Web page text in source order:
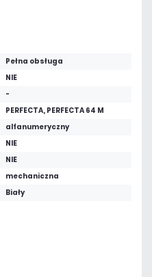
Pełna obsługa
NIE
-
PERFECTA, PERFECTA 64 M
alfanumeryczny
NIE
NIE
mechaniczna
Biały